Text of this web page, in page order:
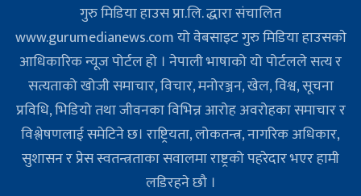
गुरु मिडिया हाउस प्रा.लि. द्धारा संचालित
www.gurumedianews.com यो वेबसाइट गुरु मिडिया हाउसकाे
आधिकारिक न्यूज पोर्टल हो । नेपाली भाषाको यो पोर्टलले सत्य र
सत्यताको खोजी समाचार, विचार, मनोरञ्जन, खेल, विश्व, सूचना
प्रविधि, भिडियो तथा जीवनका विभिन्न आरोह अवरोहका समाचार र
विश्लेषणलाई समेटिने छ। राष्ट्रियता, लोकतन्त्र, नागरिक अधिकार,
सुशासन र प्रेस स्वतन्त्रताका सवालमा राष्ट्रको पहरेदार भएर हामी
लडिरहने छौ ।